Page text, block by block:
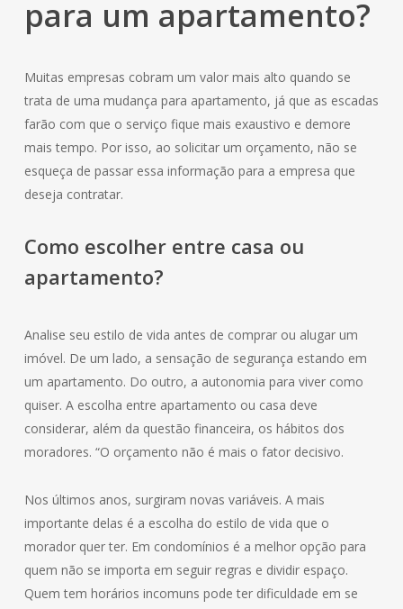
para um apartamento?
Muitas empresas cobram um valor mais alto quando se
trata de uma mudança para apartamento, já que as escadas
farão com que o serviço fique mais exaustivo e demore
mais tempo. Por isso, ao solicitar um orçamento, não se
esqueça de passar essa informação para a empresa que
deseja contratar.
Como escolher entre casa ou
apartamento?
Analise seu estilo de vida antes de comprar ou alugar um
imóvel. De um lado, a sensação de segurança estando em
um apartamento. Do outro, a autonomia para viver como
quiser. A escolha entre apartamento ou casa deve
considerar, além da questão financeira, os hábitos dos
moradores. “O orçamento não é mais o fator decisivo.
Nos últimos anos, surgiram novas variáveis. A mais
importante delas é a escolha do estilo de vida que o
morador quer ter. Em condomínios é a melhor opção para
quem não se importa em seguir regras e dividir espaço.
Quem tem horários incomuns pode ter dificuldade em se